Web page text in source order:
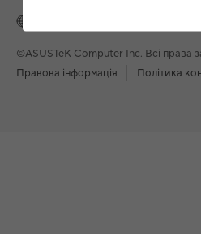
©ASUSTeK Computer Inc. Всі права
Правова інформація
Політика